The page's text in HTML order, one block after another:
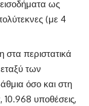
ως
(με 4
περιστατικά
των
όσο και στη
10.968 υποθέσεις,